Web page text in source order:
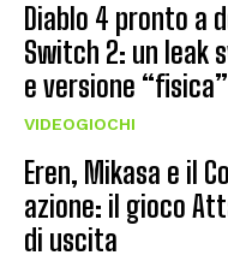
Diablo 4 pronto a
Switch 2: un leak
e versione “fisica”
VIDEOGIOCHI
Eren, Mikasa e il
azione: il gioco
di uscita